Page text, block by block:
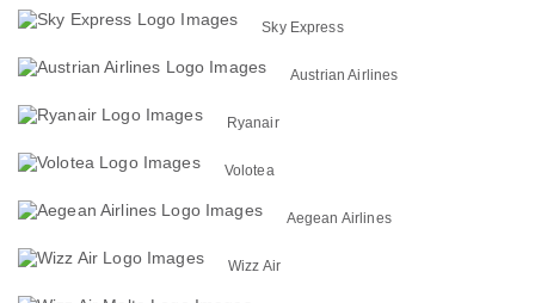
Sky Express
Austrian Airlines
Ryanair
Volotea
Aegean Airlines
Wizz Air